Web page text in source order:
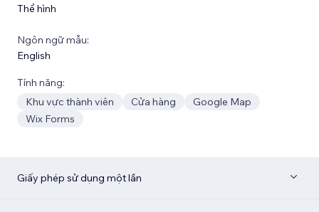
Thể hình
Ngôn ngữ mẫu:
English
Tính năng:
Khu vực thành viên
Cửa hàng
Google Map
Wix Forms
Giấy phép sử dụng một lần